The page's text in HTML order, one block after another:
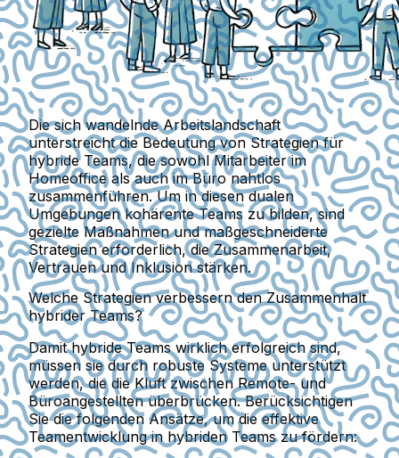
Die sich wandelnde Arbeitslandschaft
unterstreicht die Bedeutung von Strategien für
hybride Teams, die sowohl Mitarbeiter im
Homeoffice als auch im Büro nahtlos
zusammenführen. Um in diesen dualen
Umgebungen kohärente Teams zu bilden, sind
gezielte Maßnahmen und maßgeschneiderte
Strategien erforderlich, die Zusammenarbeit,
Vertrauen und Inklusion stärken.
Welche Strategien verbessern den Zusammenhalt
hybrider Teams?
Damit hybride Teams wirklich erfolgreich sind,
müssen sie durch robuste Systeme unterstützt
werden, die die Kluft zwischen Remote- und
Büroangestellten überbrücken. Berücksichtigen
Sie die folgenden Ansätze, um die effektive
Teamentwicklung in hybriden Teams zu fördern: